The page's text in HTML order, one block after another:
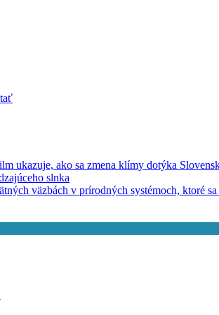
ukazuje, ako sa zmena klímy dotýka
slnka
väzbách v prírodných systémoch, ktoré